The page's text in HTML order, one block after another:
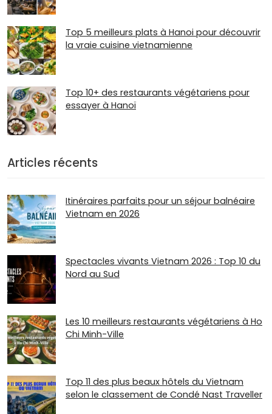
Top 5 meilleurs plats à Hanoi pour découvrir
la vraie cuisine vietnamienne
Top 10+ des restaurants végétariens pour
essayer à Hanoï
Articles récents
Itinéraires parfaits pour un séjour balnéaire
Vietnam en 2026
Spectacles vivants Vietnam 2026 : Top 10 du
Nord au Sud
Les 10 meilleurs restaurants végétariens à Ho
Chi Minh-Ville
Top 11 des plus beaux hôtels du Vietnam
selon le classement de Condé Nast Traveller